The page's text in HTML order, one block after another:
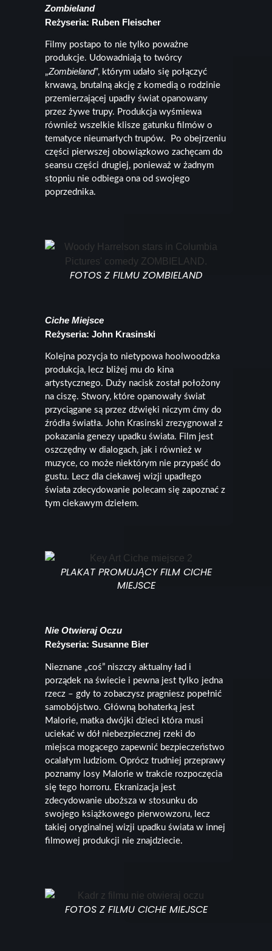
Zombieland
Reżyseria: Ruben Fleischer
Filmy postapo to nie tylko poważne
produkcje. Udowadniają to twórcy
„Zombieland”, którym udało się połączyć
krwawą, brutalną akcję z komedią o rodzinie
przemierzającej upadły świat opanowany
przez żywe trupy. Produkcja wyśmiewa
również wszelkie klisze gatunku filmów o
tematyce nieumarłych trupów. Po obejrzeniu
części pierwszej obowiązkowo zachęcam do
seansu części drugiej, ponieważ w żadnym
stopniu nie odbiega ona od swojego
poprzednika.
FOTOS Z FILMU ZOMBIELAND
Ciche Miejsce
Reżyseria: John Krasinski
Kolejna pozycja to nietypowa hoolwoodzka
produkcja, lecz bliżej mu do kina
artystycznego. Duży nacisk został położony
na ciszę. Stwory, które opanowały świat
przyciągane są przez dźwięki niczym ćmy do
źródła światła. John Krasinski zrezygnował z
pokazania genezy upadku świata. Film jest
oszczędny w dialogach, jak i również w
muzyce, co może niektórym nie przypaść do
gustu. Lecz dla ciekawej wizji upadłego
świata zdecydowanie polecam się zapoznać z
tym ciekawym dziełem.
PLAKAT PROMUJĄCY FILM CICHE
MIEJSCE
Nie Otwieraj Oczu
Reżyseria: Susanne Bier
Nieznane „coś” niszczy aktualny ład i
porządek na świecie i pewna jest tylko jedna
rzecz – gdy to zobaczysz pragniesz popełnić
samobójstwo. Główną bohaterką jest
Malorie, matka dwójki dzieci która musi
uciekać w dół niebezpiecznej rzeki do
miejsca mogącego zapewnić bezpieczeństwo
ocalałym ludziom. Oprócz trudniej przeprawy
poznamy losy Malorie w trakcie rozpoczęcia
się tego horroru. Ekranizacja jest
zdecydowanie uboższa w stosunku do
swojego książkowego pierwowzoru, lecz
takiej oryginalnej wizji upadku świata w innej
filmowej produkcji nie znajdziecie.
FOTOS Z FILMU CICHE MIEJSCE